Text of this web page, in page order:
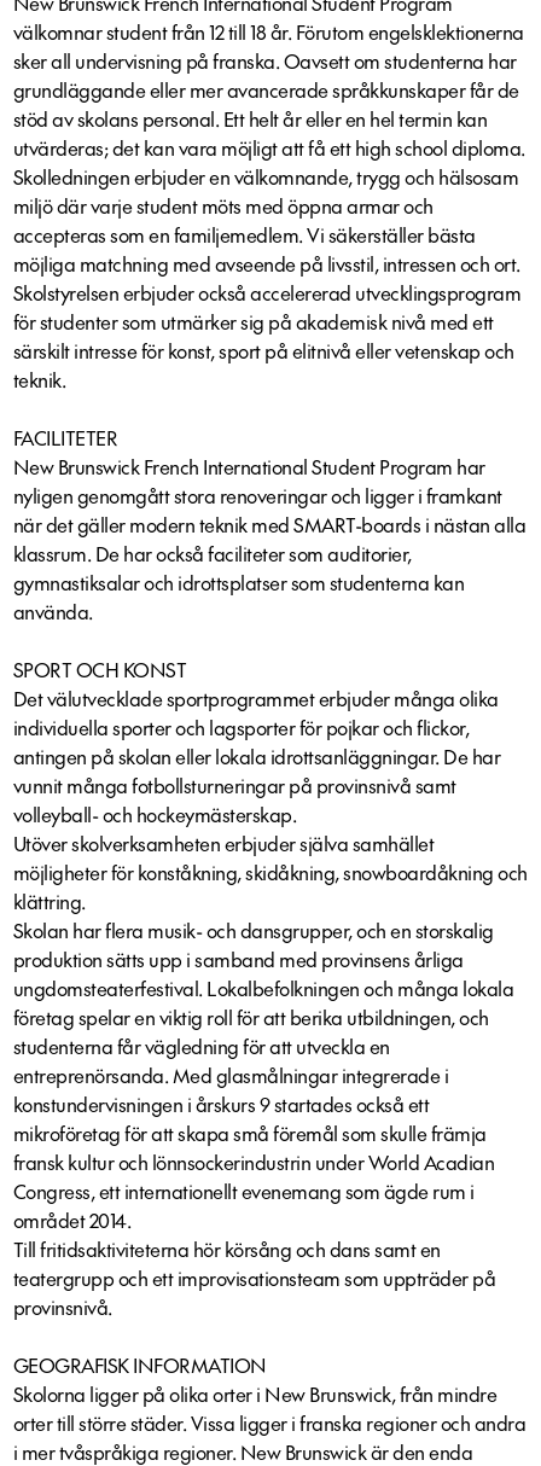
välkomnar student från 12 till 18 år. Förutom engelsklektionerna
sker all undervisning på franska. Oavsett om studenterna har
grundläggande eller mer avancerade språkkunskaper får de
stöd av skolans personal. Ett helt år eller en hel termin kan
utvärderas; det kan vara möjligt att få ett high school diploma.
Skolledningen erbjuder en välkomnande, trygg och hälsosam
miljö där varje student möts med öppna armar och
accepteras som en familjemedlem. Vi säkerställer bästa
möjliga matchning med avseende på livsstil, intressen och ort.
Skolstyrelsen erbjuder också accelererad utvecklingsprogram
för studenter som utmärker sig på akademisk nivå med ett
särskilt intresse för konst, sport på elitnivå eller vetenskap och
teknik.
FACILITETER
New Brunswick French International Student Program har
nyligen genomgått stora renoveringar och ligger i framkant
när det gäller modern teknik med SMART-boards i nästan alla
klassrum. De har också faciliteter som auditorier,
gymnastiksalar och idrottsplatser som studenterna kan
använda.
SPORT OCH KONST
Det välutvecklade sportprogrammet erbjuder många olika
individuella sporter och lagsporter för pojkar och flickor,
antingen på skolan eller lokala idrottsanläggningar. De har
vunnit många fotbollsturneringar på provinsnivå samt
volleyball- och hockeymästerskap.
Utöver skolverksamheten erbjuder själva samhället
möjligheter för konståkning, skidåkning, snowboardåkning och
klättring.
Skolan har flera musik- och dansgrupper, och en storskalig
produktion sätts upp i samband med provinsens årliga
ungdomsteaterfestival. Lokalbefolkningen och många lokala
företag spelar en viktig roll för att berika utbildningen, och
studenterna får vägledning för att utveckla en
entreprenörsanda. Med glasmålningar integrerade i
konstundervisningen i årskurs 9 startades också ett
mikroföretag för att skapa små föremål som skulle främja
fransk kultur och lönnsockerindustrin under World Acadian
Congress, ett internationellt evenemang som ägde rum i
området 2014.
Till fritidsaktiviteterna hör körsång och dans samt en
teatergrupp och ett improvisationsteam som uppträder på
provinsnivå.
GEOGRAFISK INFORMATION
Skolorna ligger på olika orter i New Brunswick, från mindre
orter till större städer. Vissa ligger i franska regioner och andra
i mer tvåspråkiga regioner. New Brunswick är den enda